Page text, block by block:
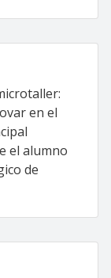
en el
el alumno
de